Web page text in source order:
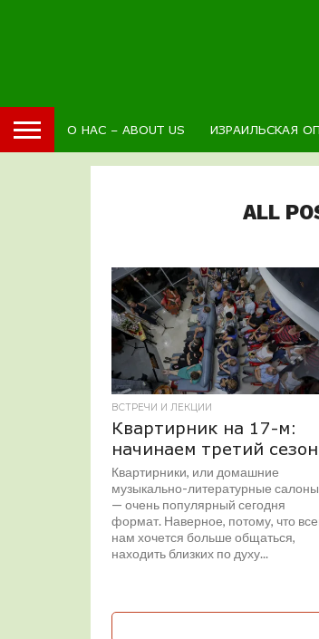
О НАС – ABOUT US ИЗРАИЛЬСКАЯ
ALL
ВСТРЕЧИ И ЛЕКЦИИ
Квартирник на 17-м:
начинаем третий
Квартирники, или домашние
музыкально-литературные
— очень популярный сегодня
формат. Наверное, потому, что
нам хочется больше общаться,
находить близких по духу...